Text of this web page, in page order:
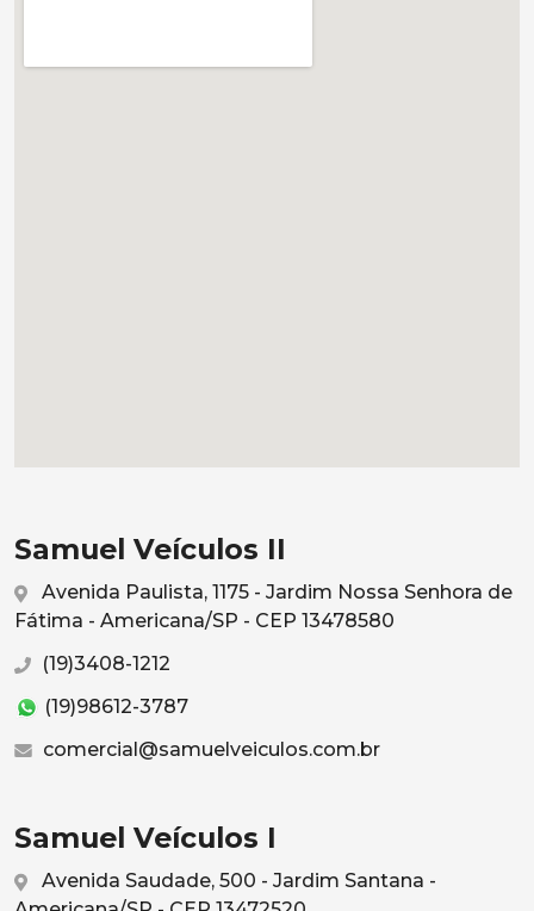
Samuel Veículos II
Avenida Paulista, 1175 - Jardim Nossa Senhora de
Fátima - Americana/SP - CEP 13478580
(19)3408-1212
(19)98612-3787
comercial@samuelveiculos.com.br
Samuel Veículos I
Avenida Saudade, 500 - Jardim Santana -